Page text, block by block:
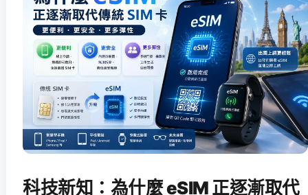
科技新知：為什麼 eSIM 正逐漸取代